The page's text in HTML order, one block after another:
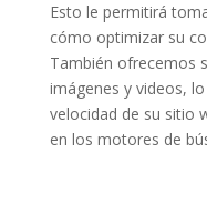
Esto le permitirá
cómo optimizar su
También ofrecemos
imágenes y videos,
velocidad de su sitio
en los motores de